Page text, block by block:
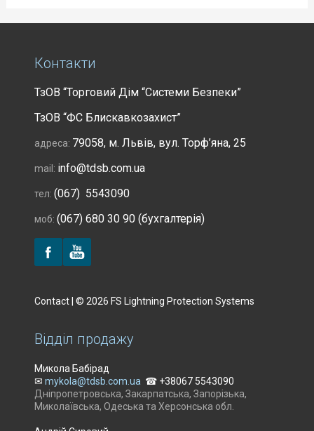
Контакти
ТзОВ “Торговий Дім “Системи Безпеки”
ТзОВ “ФС Блискавкозахист”
адреса: 79058, м. Львів, вул. Торф’яна, 25
mail: info@tdsb.com.ua
тел: (067) 5543090
моб: (067) 680 30 90 (бухгалтерія)
Contact | © 2026 FS Lightning Protection Systems
Відділ продажу
Микола Бабірад
✉ mykola@tdsb.com.ua ☎ +38067 5543090
Дніпропетровська, Закарпатська, Запорізька,
Миколаївська, Одеська та Херсонська обл.